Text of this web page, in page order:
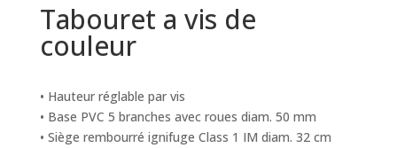
Tabouret a vis de
couleur
• Hauteur réglable par vis
• Base PVC 5 branches avec roues diam. 50 mm
• Siège rembourré ignifuge Class 1 IM diam. 32 cm